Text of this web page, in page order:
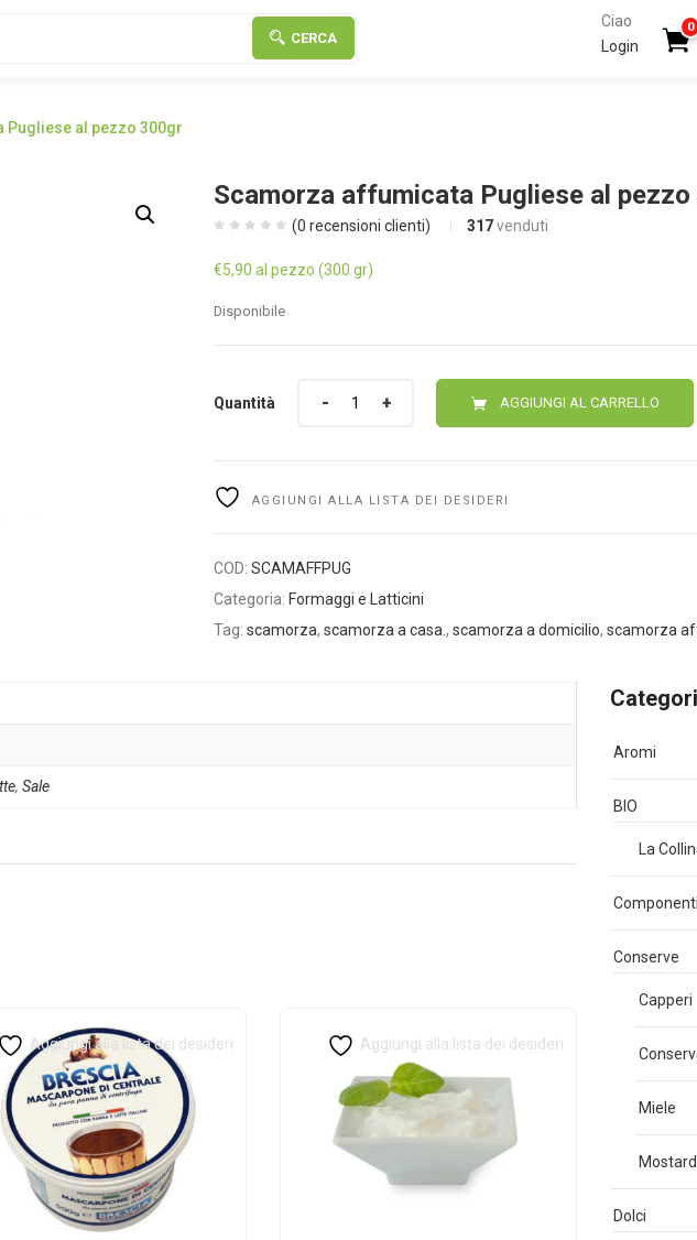
CERCA
Ciao
Login
0
al pezzo 300gr
Scamorza affumicata Pugliese al
(0 recensioni clienti) 317 venduti
€5,90 al pezzo (300 gr)
Disponibile
Quantità AGGIUNGI AL CARRELLO
AGGIUNGI ALLA LISTA DEI DESIDERI
COD: SCAMAFFPUG
Categoria: Formaggi e Latticini
Tag: scamorza, scamorza a casa. , scamorza a domicilio, scamorza
, Sale
Aggiungi alla lista dei desideri Aggiungi alla lista dei desideri
Aromi
BIO
La
Componenti
Conserve
Capperi
Miele
Dolci